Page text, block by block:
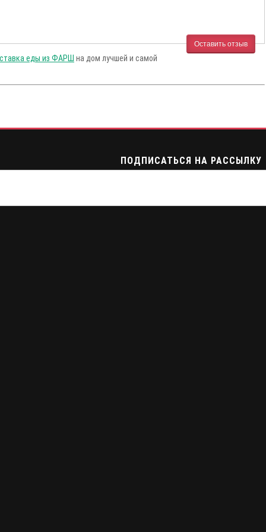
Оставить отзыв
еды из ФАРШ на дом лучшей и самой
ПОДПИСАТЬСЯ НА РАССЫЛКУ